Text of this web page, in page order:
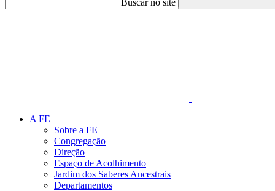
Buscar no site
A FE
Sobre a FE
Congregação
Direção
Espaço de Acolhimento
Jardim dos Saberes Ancestrais
Departamentos